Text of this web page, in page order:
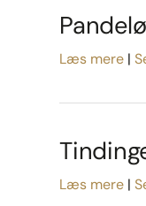
Læs mere
Læs mere